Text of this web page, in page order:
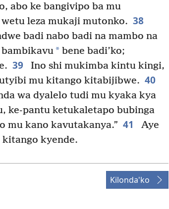
abo ke bangivipo ba mu
leza mukaji mutonko. 38
badi nabo badi na mambo na
* bene badi’ko;
39
Ino shi mukimba kintu kingi,
mu kitango kitabijibwe. 40
wa dyalelo tudi mu kyaka kya
ke-pantu ketukaletapo bubinga
mu kano kavutakanya.” 41
Aye
kitango kyende.
Kilonda'ko